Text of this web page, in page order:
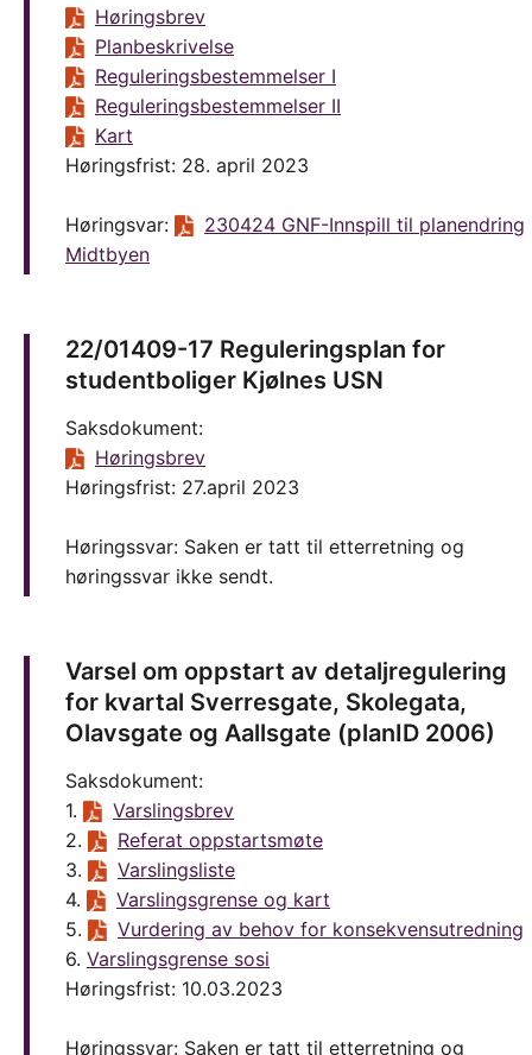
Høringsbrev
Planbeskrivelse
Reguleringsbestemmelser I
Reguleringsbestemmelser II
Kart
Høringsfrist: 28. april 2023
Høringsvar:
230424 GNF-Innspill til planendring
Midtbyen
22/01409-17 Reguleringsplan for
studentboliger Kjølnes USN
Saksdokument:
Høringsbrev
Høringsfrist: 27.april 2023
Høringssvar: Saken er tatt til etterretning og
høringssvar ikke sendt.
Varsel om oppstart av detaljregulering
for kvartal Sverresgate, Skolegata,
Olavsgate og Aallsgate (planID 2006)
Saksdokument:
1.
Varslingsbrev
2.
Referat oppstartsmøte
3.
Varslingsliste
4.
Varslingsgrense og kart
5.
Vurdering av behov for konsekvensutredning
6. Varslingsgrense sosi
Høringsfrist: 10.03.2023
Høringssvar: Saken er tatt til etterretning og